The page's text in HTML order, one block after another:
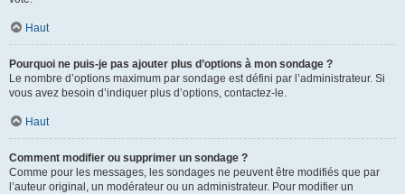
Haut
Pourquoi ne puis-je pas ajouter plus d’options à mon sondage ?
Le nombre d’options maximum par sondage est défini par l’administrateur. Si
vous avez besoin d’indiquer plus d’options, contactez-le.
Haut
Comment modifier ou supprimer un sondage ?
Comme pour les messages, les sondages ne peuvent être modifiés que par
l’auteur original, un modérateur ou un administrateur. Pour modifier un